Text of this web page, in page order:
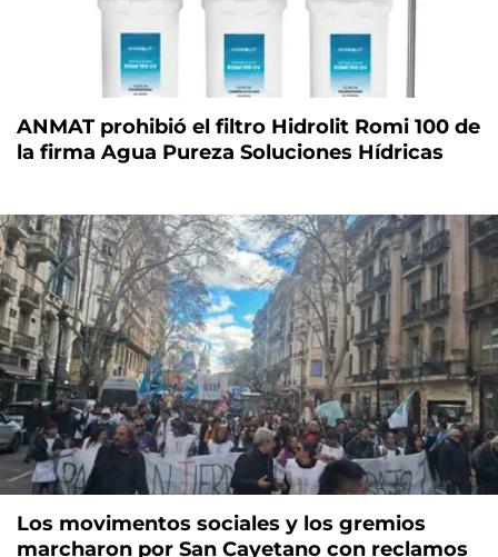
ANMAT prohibió el filtro Hidrolit Romi 100 de
la firma Agua Pureza Soluciones Hídricas
Los movimentos sociales y los gremios
marcharon por San Cayetano con reclamos